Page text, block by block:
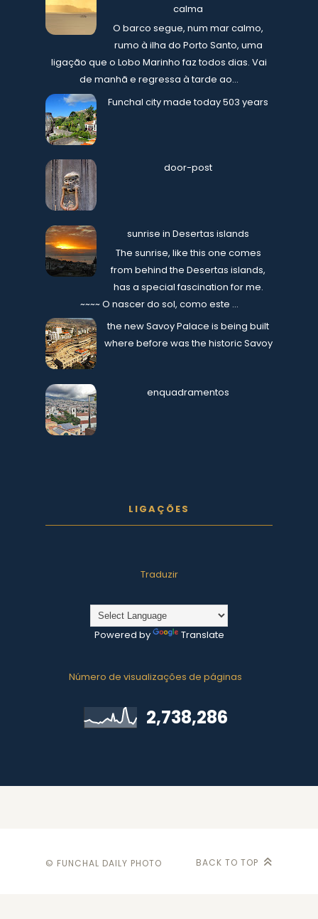
calma
O barco segue, num mar calmo,
rumo à ilha do Porto Santo, uma
ligação que o Lobo Marinho faz todos dias. Vai
de manhã e regressa à tarde ao...
Funchal city made today 503 years
door-post
sunrise in Desertas islands
The sunrise, like this one comes
from behind the Desertas islands,
has a special fascination for me.
~~~~ O nascer do sol, como este ...
the new Savoy Palace is being built
where before was the historic Savoy
enquadramentos
LIGAÇÕES
Traduzir
Powered by Translate
Número de visualizações de páginas
2,738,286
© FUNCHAL DAILY PHOTO BACK TO TOP